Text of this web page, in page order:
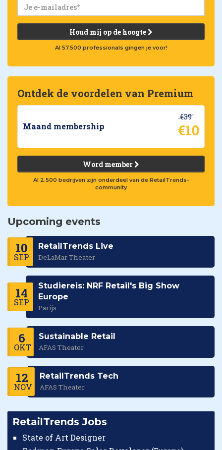
Houd mij op de hoogte
Al 57.500 professionals gingen je voor!
Ontdek de voordelen van Premium
Maand membership
€39
€10
Word member
Al 2.500 bedrijven zijn onderdeel van de RetailTrends-
community
Upcoming events
10
SEP
RetailTrends Live
DeLaMar Theater
14
SEP
Studiereis: NRF Retail's Big Show
Europe
Parijs
6
OKT
Sustainable Retail
AFAS Theater
12
NOV
RetailTrends Tech
AFAS Theater
RetailTrends Jobs
State of Art Designer